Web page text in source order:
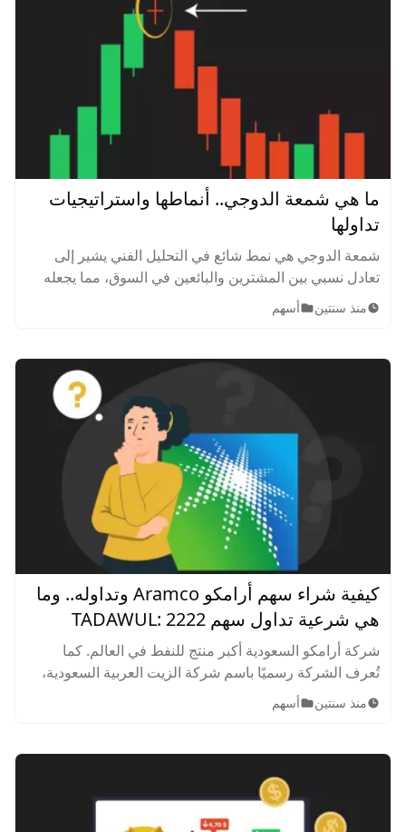
ما هي شمعة الدوجي.. أنماطها واستراتيجيات
تداولها
شمعة الدوجي هي نمط شائع في التحليل الفني يشير إلى
تعادل نسبي بين المشترين والبائعين في السوق، مما يجعله
يعكس عدم وجود تفوق واضح لأحد الجانبين. تعرف عليها
بشكل أفضل.
منذ سنتين أسهم
كيفية شراء سهم أرامكو Aramco وتداوله.. وما
هي شرعية تداول سهم TADAWUL: 2222
شركة أرامكو السعودية أكبر منتج للنفط في العالم. كما
تُعرف الشركة رسميًا باسم شركة الزيت العربية السعودية،
وهي مملوكة للدولة في المقام الأول ويقع مقرها في
الظهران بالمملكة العربية السعودية.
منذ سنتين أسهم